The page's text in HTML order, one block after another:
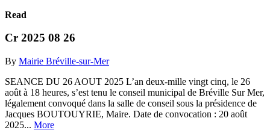
Read
Cr 2025 08 26
By Mairie Bréville-sur-Mer
SEANCE DU 26 AOUT 2025 L’an deux-mille vingt cinq, le 26
août à 18 heures, s’est tenu le conseil municipal de Bréville Sur Mer,
légalement convoqué dans la salle de conseil sous la présidence de
Jacques BOUTOUYRIE, Maire. Date de convocation : 20 août
2025... More